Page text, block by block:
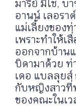
มารีย์ มีโช, บ
อานน์ เลอรา
แม่เลี้ยงของ
เพราะทำให้เ
ออกจากบ้าน
บิดามาด้วย ท่
เดอ แบลลุยส์
กับหญิงสาวที่
ของคณะในเ